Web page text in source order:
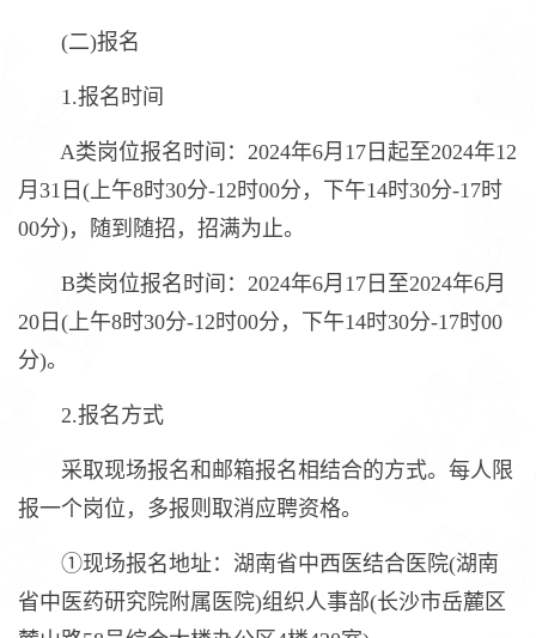
(二)报名
1.报名时间
A类岗位报名时间：2024年6月17日起至2024年12
月31日(上午8时30分-12时00分，下午14时30分-17时
00分)，随到随招，招满为止。
B类岗位报名时间：2024年6月17日至2024年6月
20日(上午8时30分-12时00分，下午14时30分-17时00
分)。
2.报名方式
采取现场报名和邮箱报名相结合的方式。每人限
报一个岗位，多报则取消应聘资格。
①现场报名地址：湖南省中西医结合医院(湖南
省中医药研究院附属医院)组织人事部(长沙市岳麓区